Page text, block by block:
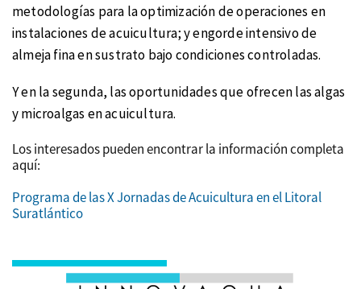
metodologías para la optimización de operaciones en
instalaciones de acuicultura; y engorde intensivo de
almeja fina en sustrato bajo condiciones controladas.
Y en la segunda, las oportunidades que ofrecen las algas
y microalgas en acuicultura.
Los interesados pueden encontrar la información completa
aquí:
Programa de las X Jornadas de Acuicultura en el Litoral
Suratlántico